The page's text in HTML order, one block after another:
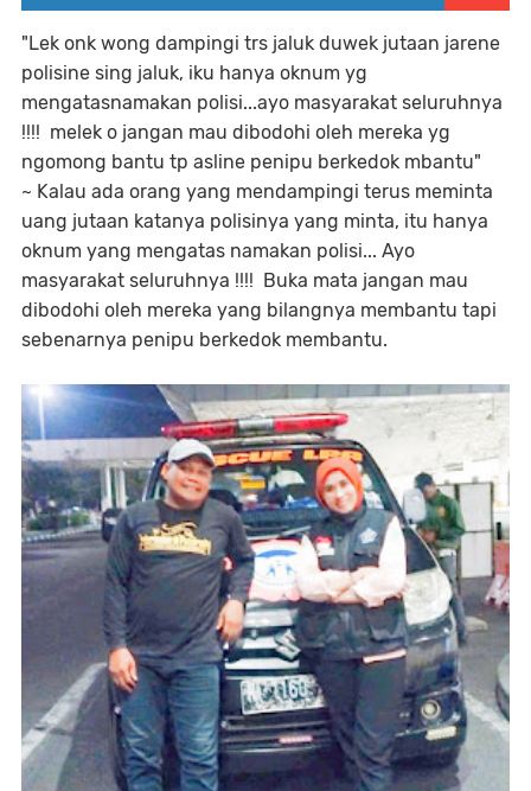
"Lek onk wong dampingi trs jaluk duwek jutaan jarene
polisine sing jaluk, iku hanya oknum yg
mengatasnamakan polisi...ayo masyarakat seluruhnya
!!!! melek o jangan mau dibodohi oleh mereka yg
ngomong bantu tp asline penipu berkedok mbantu"
~ Kalau ada orang yang mendampingi terus meminta
uang jutaan katanya polisinya yang minta, itu hanya
oknum yang mengatas namakan polisi... Ayo
masyarakat seluruhnya !!!! Buka mata jangan mau
dibodohi oleh mereka yang bilangnya membantu tapi
sebenarnya penipu berkedok membantu.